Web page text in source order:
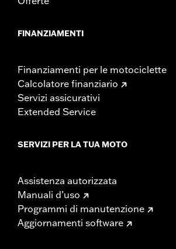
FINANZIAMENTI
Finanziamenti per le motociclette
Calcolatore finanziario
Servizi assicurativi
Extended Service
SERVIZI PER LA TUA MOTO
Assistenza autorizzata
Manuali d’uso
Programmi di manutenzione
Aggiornamenti software